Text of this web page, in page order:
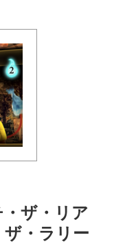
・ザ・リア
ザ・ラリー